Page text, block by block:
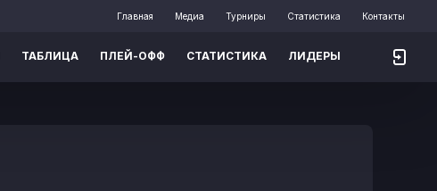
Главная Медиа Турниры Статистика Контакты
ТАБЛИЦА ПЛЕЙ-ОФФ СТАТИСТИКА ЛИДЕРЫ